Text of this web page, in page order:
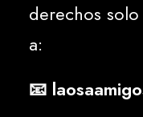
derechos
a:
📧